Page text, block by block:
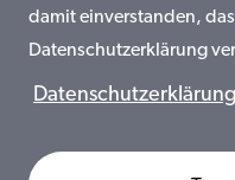
damit einverstanden,
Datenschutzerklärung